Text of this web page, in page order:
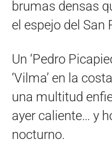
brumas densas
el espejo del San
Un ‘Pedro
‘Vilma’ en la
una multitud
ayer caliente… y
nocturno.